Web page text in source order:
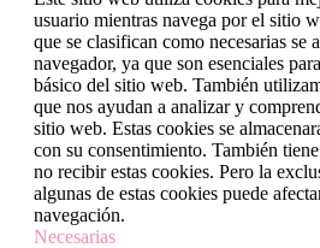
usuario mientras navega por el sitio
que se clasifican como necesarias se
navegador, ya que son esenciales
básico del sitio web. También
que nos ayudan a analizar y
sitio web. Estas cookies se
con su consentimiento. También
no recibir estas cookies. Pero la
algunas de estas cookies puede
navegación.
Necesarias